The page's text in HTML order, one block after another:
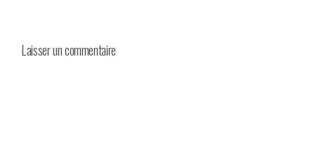
Laisser un commentaire